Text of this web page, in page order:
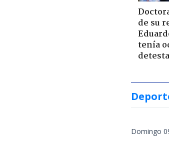
de su
tenía
Domingo